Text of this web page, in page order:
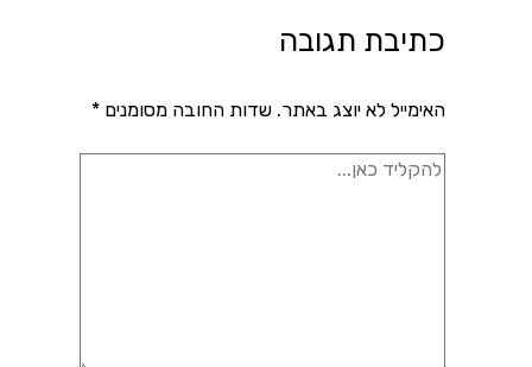
כתיבת תגובה
האימייל לא יוצג באתר. שדות החובה מסומנים*
להקליד